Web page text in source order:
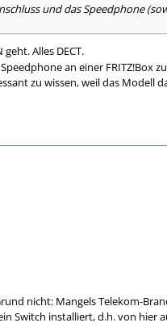
und das Speedphone
Alles DECT.
an einer
zu wissen, weil das
nicht: Mangels Telekom-
Switch installiert, d.h. von hier